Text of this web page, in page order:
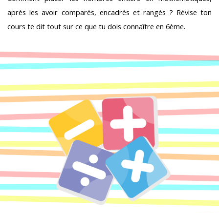
après les avoir comparés, encadrés et rangés ? Révise ton
cours te dit tout sur ce que tu dois connaître en 6ème.